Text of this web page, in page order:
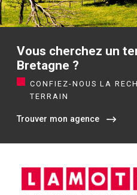
Vous cherchez un
Bretagne ?
CONFIEZ-NOUS LA
TERRAIN
Trouver mon agence